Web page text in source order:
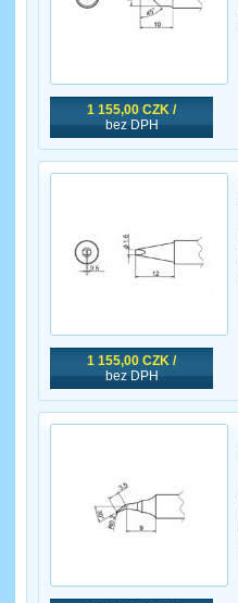
1 155,00 CZK /
bez DPH
1 155,00 CZK /
bez DPH